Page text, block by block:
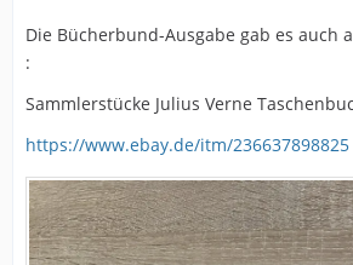
Die Bücherbund-Ausgabe gab es auch
:
Sammlerstücke Julius Verne
https://www.ebay.de/itm/236637898825